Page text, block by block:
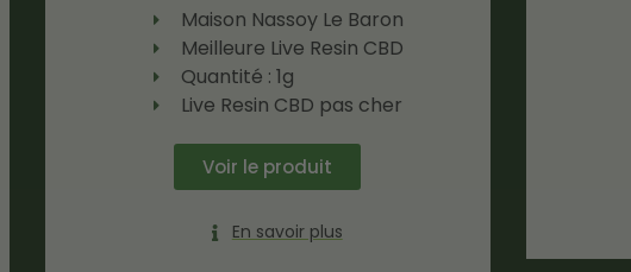
Maison Nassoy Le Baron
Meilleure Live Resin CBD
Quantité : 1g
Live Resin CBD pas cher
Voir le produit
En savoir plus